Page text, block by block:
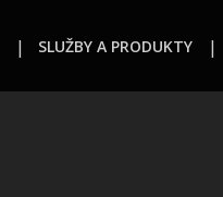
SLUŽBY A PRODUKTY